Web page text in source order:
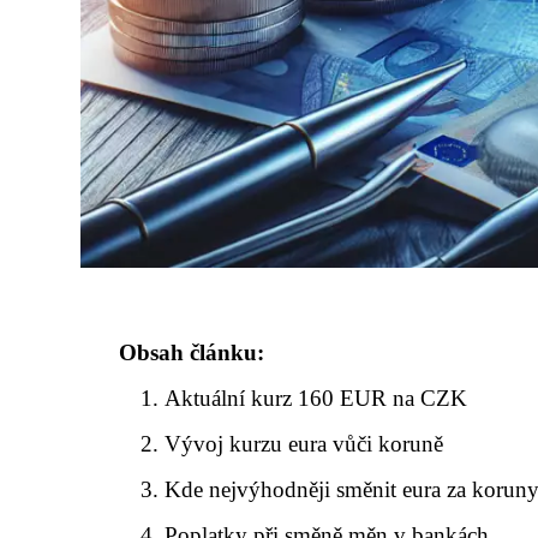
Obsah článku:
Aktuální kurz 160 EUR na CZK
Vývoj kurzu eura vůči koruně
Kde nejvýhodněji směnit eura za